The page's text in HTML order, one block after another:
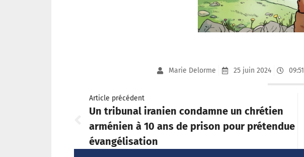
Marie Delorme 25 juin 2024 09:51
Article précédent
Un tribunal iranien condamne un chrétien
arménien à 10 ans de prison pour prétendue
évangélisation